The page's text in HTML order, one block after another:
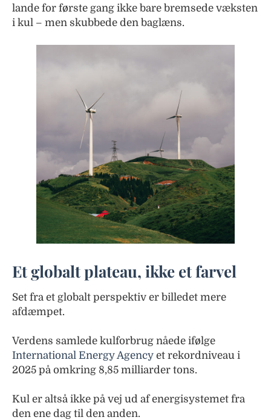
lande for første gang ikke bare bremsede væksten
i kul – men skubbede den baglæns.
Et globalt plateau, ikke et farvel
Set fra et globalt perspektiv er billedet mere
afdæmpet.
Verdens samlede kulforbrug nåede ifølge
International Energy Agency et rekordniveau i
2025 på omkring 8,85 milliarder tons.
Kul er altså ikke på vej ud af energisystemet fra
den ene dag til den anden.